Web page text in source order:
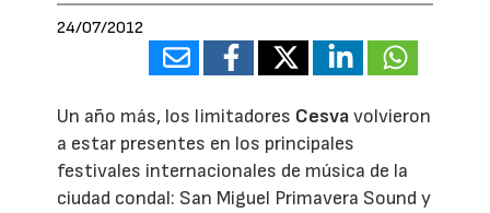
24/07/2012
Un año más, los limitadores Cesvavolvieron
a estar presentes en los principales
festivales internacionales de música de la
ciudad condal: San Miguel Primavera Sound y